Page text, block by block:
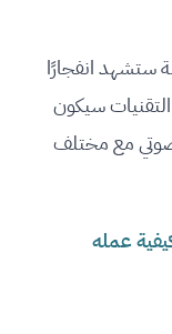
ستشهد انفجارًا
سيكون
مع مختلف
عمله